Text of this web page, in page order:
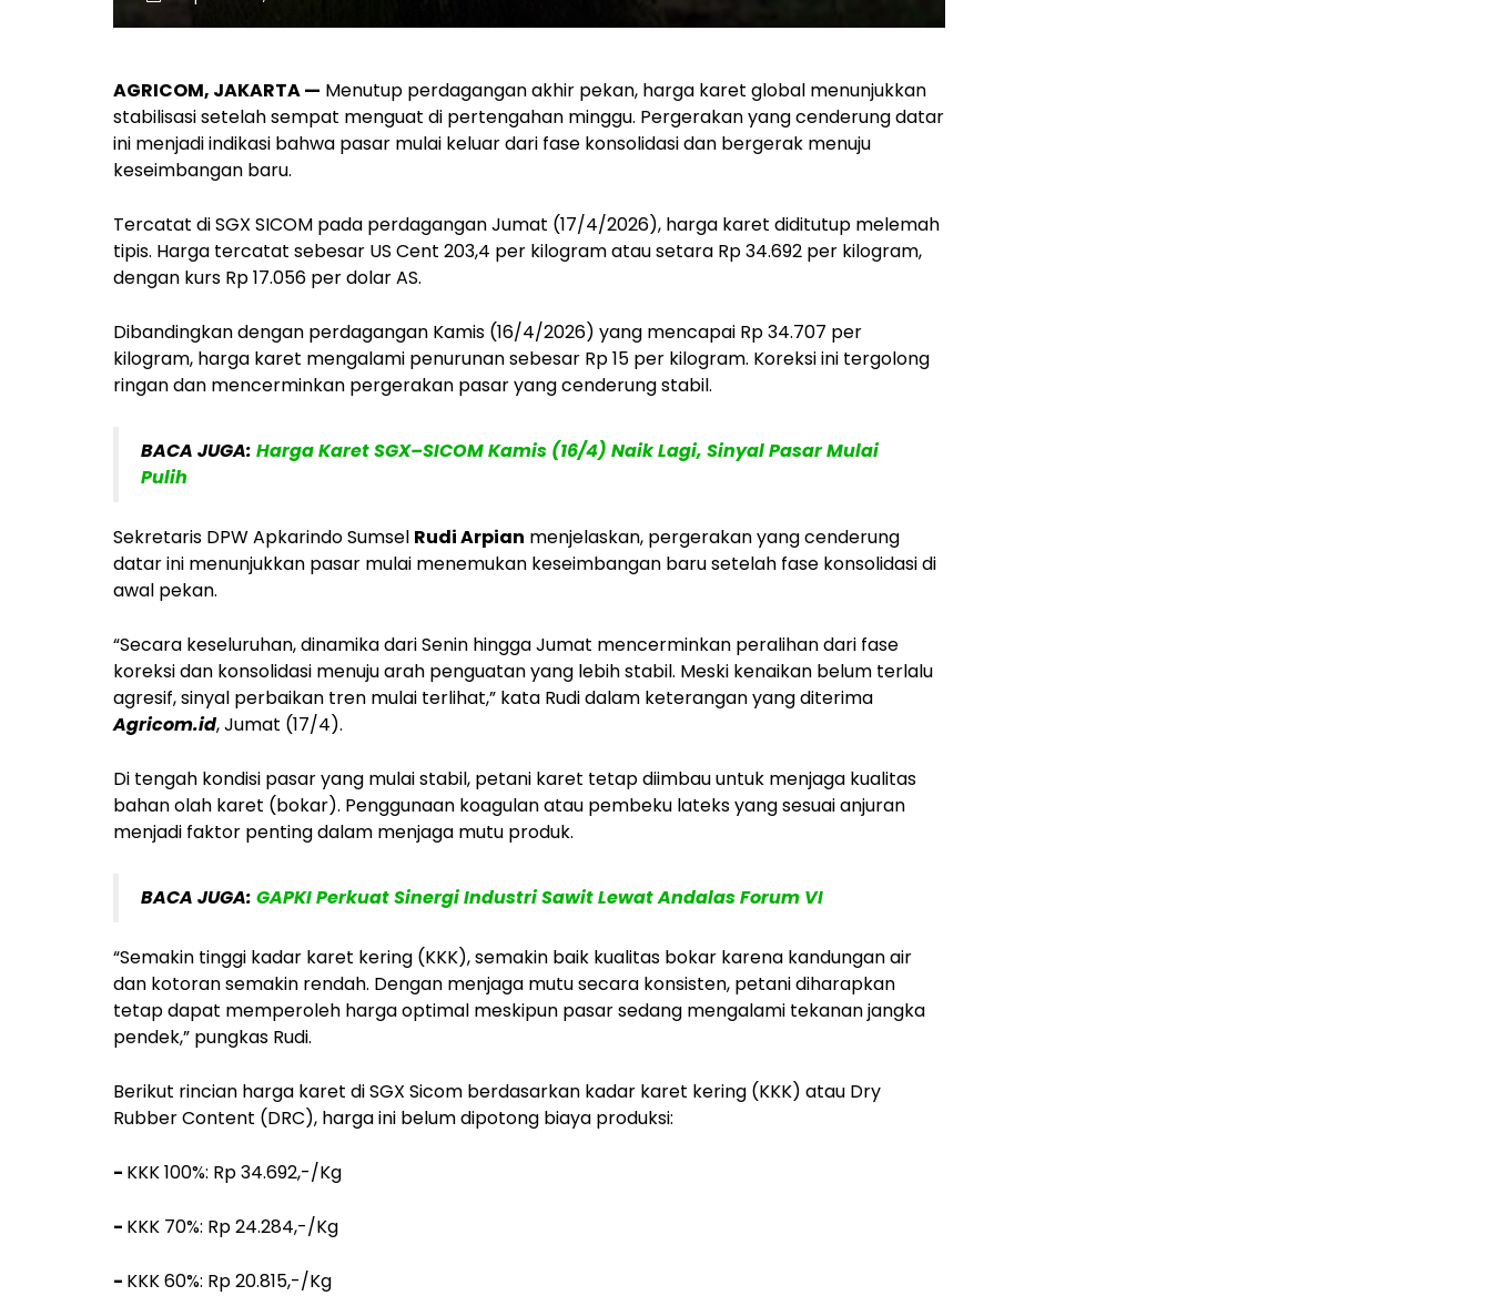
AGRICOM, JAKARTA — Menutup perdagangan akhir pekan, harga karet global menunjukkan
stabilisasi setelah sempat menguat di pertengahan minggu. Pergerakan yang cenderung datar
ini menjadi indikasi bahwa pasar mulai keluar dari fase konsolidasi dan bergerak menuju
keseimbangan baru.
Tercatat di SGX SICOM pada perdagangan Jumat (17/4/2026), harga karet diditutup melemah
tipis. Harga tercatat sebesar US Cent 203,4 per kilogram atau setara Rp 34.692 per kilogram,
dengan kurs Rp 17.056 per dolar AS.
Dibandingkan dengan perdagangan Kamis (16/4/2026) yang mencapai Rp 34.707 per
kilogram, harga karet mengalami penurunan sebesar Rp 15 per kilogram. Koreksi ini tergolong
ringan dan mencerminkan pergerakan pasar yang cenderung stabil.
BACA JUGA: Harga Karet SGX–SICOM Kamis (16/4) Naik Lagi, Sinyal Pasar Mulai
Pulih
Sekretaris DPW Apkarindo Sumsel Rudi Arpian menjelaskan, pergerakan yang cenderung
datar ini menunjukkan pasar mulai menemukan keseimbangan baru setelah fase konsolidasi di
awal pekan.
“Secara keseluruhan, dinamika dari Senin hingga Jumat mencerminkan peralihan dari fase
koreksi dan konsolidasi menuju arah penguatan yang lebih stabil. Meski kenaikan belum terlalu
agresif, sinyal perbaikan tren mulai terlihat,” kata Rudi dalam keterangan yang diterima
Agricom.id, Jumat (17/4).
Di tengah kondisi pasar yang mulai stabil, petani karet tetap diimbau untuk menjaga kualitas
bahan olah karet (bokar). Penggunaan koagulan atau pembeku lateks yang sesuai anjuran
menjadi faktor penting dalam menjaga mutu produk.
BACA JUGA: GAPKI Perkuat Sinergi Industri Sawit Lewat Andalas Forum VI
“Semakin tinggi kadar karet kering (KKK), semakin baik kualitas bokar karena kandungan air
dan kotoran semakin rendah. Dengan menjaga mutu secara konsisten, petani diharapkan
tetap dapat memperoleh harga optimal meskipun pasar sedang mengalami tekanan jangka
pendek,” pungkas Rudi.
Berikut rincian harga karet di SGX Sicom berdasarkan kadar karet kering (KKK) atau Dry
Rubber Content (DRC), harga ini belum dipotong biaya produksi:
- KKK 100%: Rp 34.692,-/Kg
- KKK 70%: Rp 24.284,-/Kg
- KKK 60%: Rp 20.815,-/Kg